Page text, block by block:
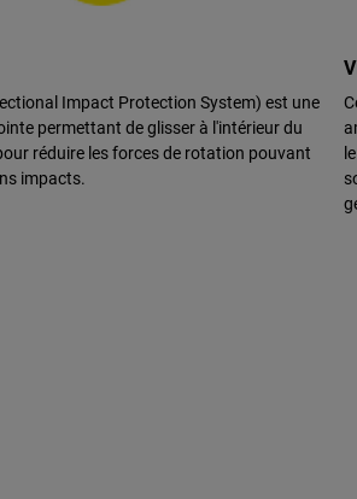
Impact Protection System) est une
permettant de glisser à l'intérieur du
réduire les forces de rotation pouvant
impacts.